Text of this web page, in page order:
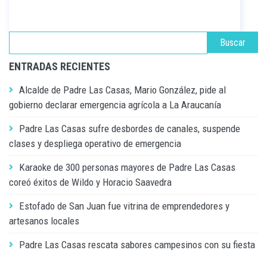
ENTRADAS RECIENTES
Alcalde de Padre Las Casas, Mario González, pide al
gobierno declarar emergencia agrícola a La Araucanía
Padre Las Casas sufre desbordes de canales, suspende
clases y despliega operativo de emergencia
Karaoke de 300 personas mayores de Padre Las Casas
coreó éxitos de Wildo y Horacio Saavedra
Estofado de San Juan fue vitrina de emprendedores y
artesanos locales
Padre Las Casas rescata sabores campesinos con su fiesta